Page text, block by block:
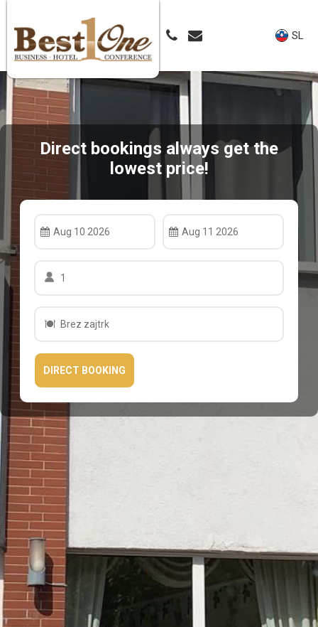
SL
Direct bookings always get the
lowest price!
Aug 10 2026 Aug 11 2026
1
Brez zajtrk